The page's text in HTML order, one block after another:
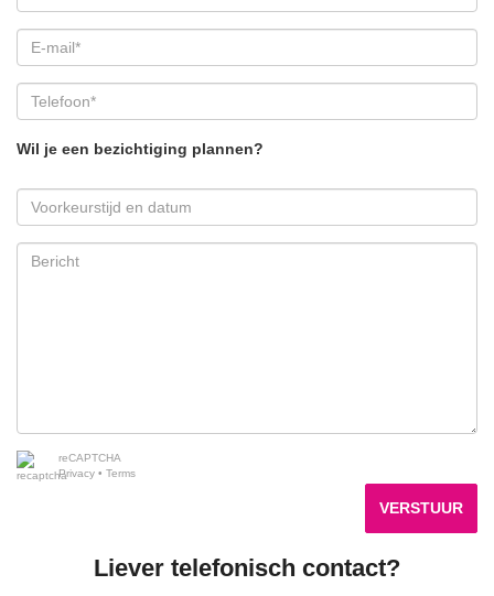
Wil je een bezichtiging plannen?
reCAPTCHA
Privacy • Terms
VERSTUUR
Liever telefonisch contact?